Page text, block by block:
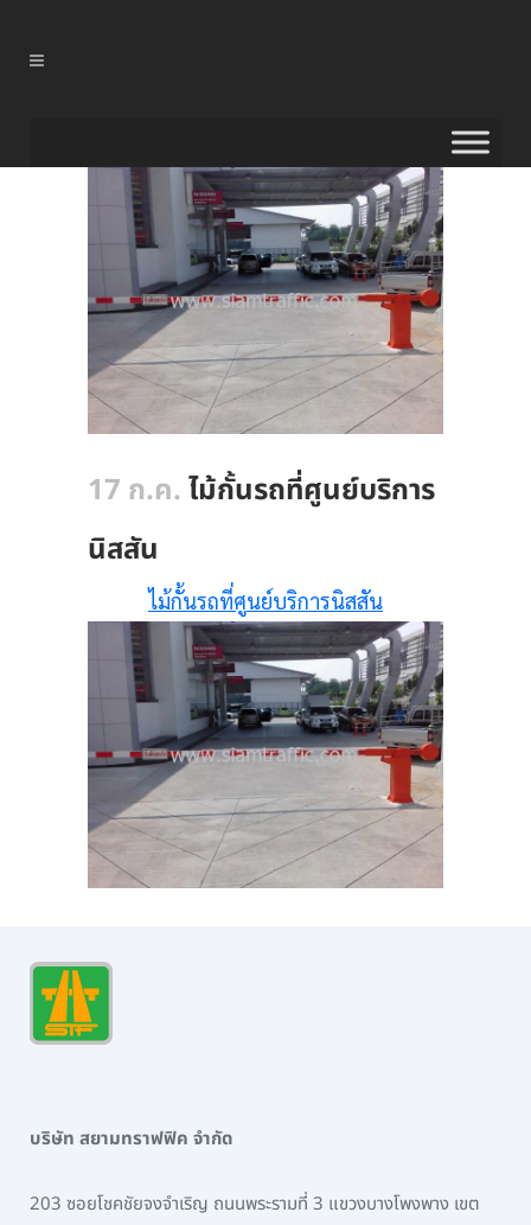
17 ก.ค.ไม้กั้นรถที่ศูนย์บริการ
นิสสัน
ไม้กั้นรถที่ศูนย์บริการนิสสัน
บริษัท สยามทราฟฟิค จำกัด
203 ซอยโชคชัยจงจำเริญ ถนนพระรามที่ 3 แขวงบางโพงพาง เขต